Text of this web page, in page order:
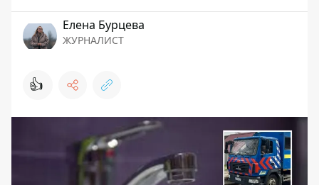
Елена Бурцева
ЖУРНАЛИСТ
👍